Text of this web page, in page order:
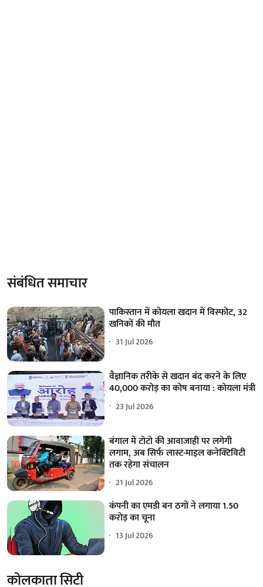
संबंधित समाचार
पाकिस्तान में कोयला खदान में विस्फोट, 32
खनिकों की मौत
31 Jul 2026
वैज्ञानिक तरीके से खदान बंद करने के लिए
40,000 करोड़ का कोष बनाया : कोयला मंत्री
23 Jul 2026
बंगाल में टोटो की आवाजाही पर लगेगी
लगाम, अब सिर्फ लास्ट-माइल कनेक्टिविटी
तक रहेगा संचालन
21 Jul 2026
कंपनी का एमडी बन ठगों ने लगाया 1.50
करोड़ का चूना
13 Jul 2026
कोलकाता सिटी